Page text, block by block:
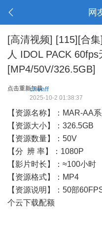
网
[高清视频] [115][合
人 IDOL PACK 60fps
[MP4/50V/326.5GB]
点击重新加载
chenff
2025-10-2 01:38:37
【资源名称】：MAR-AA
【资源大小】：326.5GB
【资源数量】：50V
【分 辨 率】：1080P
【影片时长】：≈100小时
【资源格式】：MP4
【资源说明】：50部
个云下载配额